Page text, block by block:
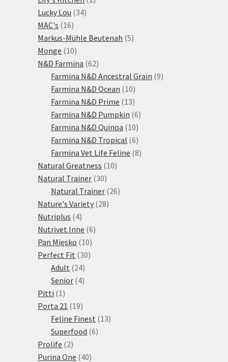
Lucky Lou 3434
MAC's 1616
produktů
Markus-Mühle Beutenah 55
Monge 1010
produktů
N&D Farmina 6262
produktů
Farmina N&D Ancestral Grain 99
Farmina N&D Ocean 1010
produktů
Farmina N&D Prime 1313
produktů
Farmina N&D Pumpkin 66
Farmina N&D Quinoa 1010
produktů
Farmina N&D Tropical 66
produktů
Farmina Vet Life Feline 88
Natural Greatness 1010
Natural Trainer 3030
produktů
Natural Trainer 2626
Nature's Variety 2828
Nutriplus 44
produkty
Nutrivet Inne 66
Pan Mięsko 1010
produktů
Perfect Fit 3030
Adult 2424
produktů
Senior 44
Pitti 11
produkt
Porta 21 1919
produktů
Feline Finest 1313
Superfood 66
Prolife 22
produkty
Purina One 4040